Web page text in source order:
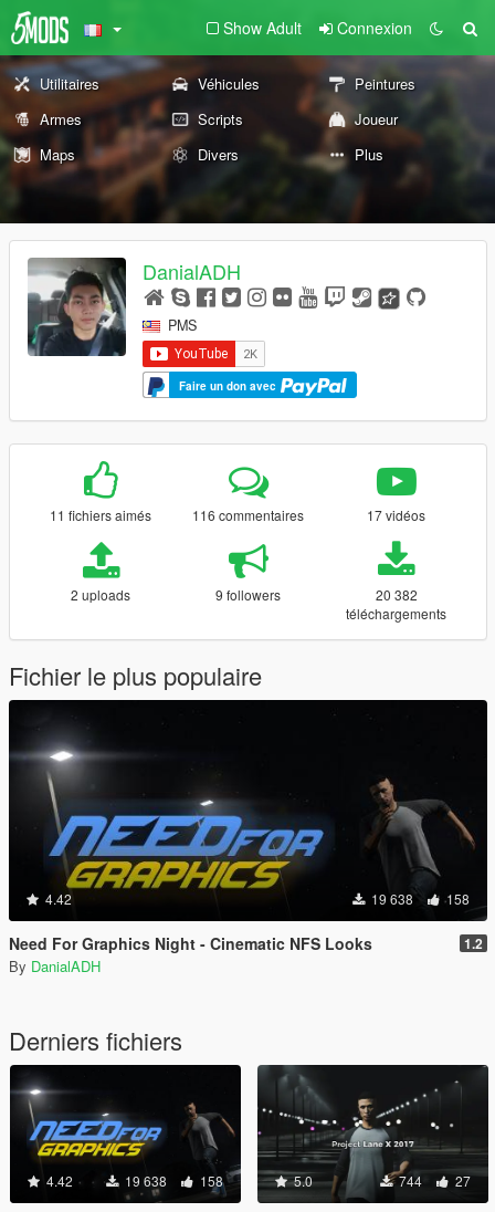
Show Adult Connexion
Utilitaires Véhicules
Peintures
Armes
Scripts
Joueur
Maps
Divers Plus
DanialADH
PMS
Faire un don avec
11 fichiers aimés 116 commentaires 17 vidéos
2 uploads 9 followers
20 382
téléchargements
Fichier le plus populaire
4.42 19 638 158
Need For Graphics Night - Cinematic NFS Looks 1.2
By DanialADH
Derniers fichiers
4.42 19 638 158 5.0 744 27